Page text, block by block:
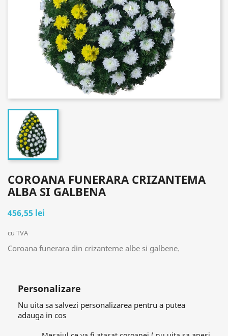
COROANA FUNERARA CRIZANTEMA
ALBA SI GALBENA
456,55 lei
cu TVA
Coroana funerara din crizanteme albe si galbene.
Personalizare
Nu uita sa salvezi personalizarea pentru a putea
adauga in cos